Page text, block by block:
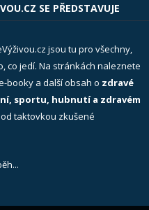
SE PŘEDSTAVUJE
jsou tu pro všechny,
co jedí. Na stránkách naleznete
booky a další obsah o zdravé
sportu, hubnutí a zdravém
taktovkou zkušené